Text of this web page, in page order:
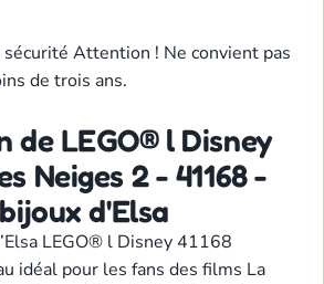
Attention ! Ne convient pas
de trois ans.
de LEGO® l Disney
Neiges 2 - 41168 -
d'Elsa
LEGO® l Disney 41168
idéal pour les fans des films La